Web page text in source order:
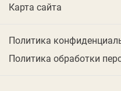
Карта сайта
Политика
Политика обработки